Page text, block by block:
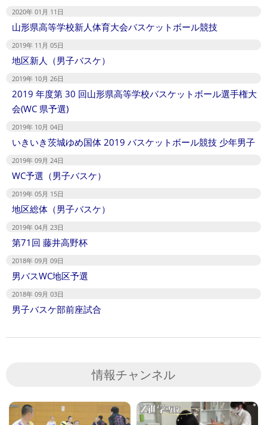
2020年 01月 11日
山形県高等学校新人体育大会バスケットボール競技
2019年 11月 05日
地区新人（男子バスケ）
2019年 10月 26日
2019 年度第 30 回山形県高等学校バスケットボール選手権大
会(WC 県予選)
2019年 10月 04日
いきいき茨城ゆめ国体 2019 バスケットボール競技 少年男子
2019年 09月 24日
WC予選（男子バスケ）
2019年 05月 15日
地区総体（男子バスケ）
2019年 04月 23日
第71回 藤井高野杯
2018年 09月 09日
男バスWC地区予選
2018年 09月 03日
男子バスケ部前座試合
情報チャンネル